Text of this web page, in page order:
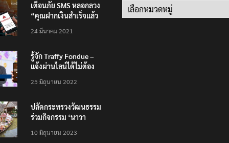
เตือนภัย SMS หลอกลวง
“คุณฝากเงินสำเร็จแล้ว
200,000 บาท”
24 มีนาคม 2021
รู้จัก Traffy Fondue –
แจ้งผ่านไลน์ได้ไม่ต้อง
ทั่วไทย ไม่ใช่แค่ในกรุง
25 มิถุนายน 2022
ปลัดกระทรวงวัฒนธรรม
ร่วมกิจกรรม ‘นาวา
ตักบาตรทางน้ำ
10 มิถุนายน 2023
Categories